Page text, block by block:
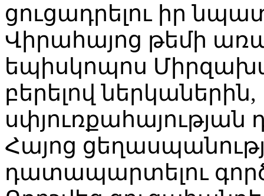
ցուցադրելու իր
Վիրահայոց թեմի
եպիսկոպոս
բերելով
սփյուռքահայության
Հայոց
դատապարտելու